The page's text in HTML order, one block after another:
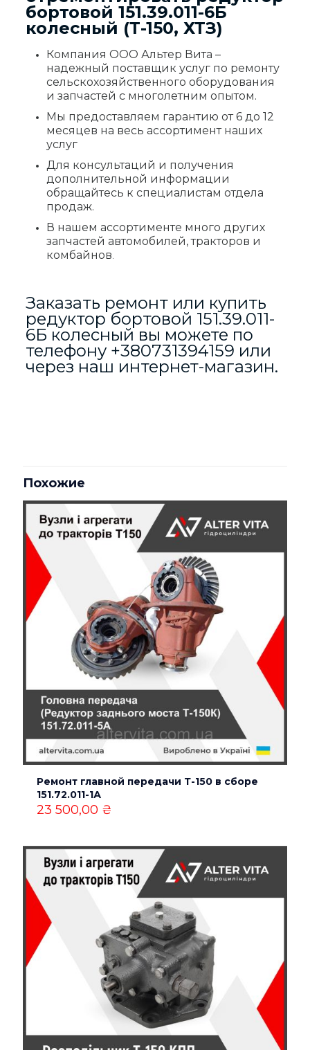
бортовой 151.39.011-6Б
колесный (Т-150, ХТЗ)
Компания ООО Альтер Вита –
надежный поставщик услуг по ремонту
сельскохозяйственного оборудования
и запчастей с многолетним опытом.
Мы предоставляем гарантию от 6 до 12
месяцев на весь ассортимент наших
услуг
Для консультаций и получения
дополнительной информации
обращайтесь к специалистам отдела
продаж.
В нашем ассортименте много других
запчастей автомобилей, тракторов и
комбайнов
Заказать ремонт или купить
редуктор бортовой 151.39.011-
6Б колесный вы можете по
телефону +380731394159 или
через наш интернет-магазин.
6Б колесный (ремонт)»
Ваш адрес email не будет опубликован. Обязательные
поля помечены*
Ваша оценка
1 из 5
звёзд
2 из 5
звёзд
3 из 5
звёзд
4 из 5
звёзд
Имя*
Email*
браузере для последующих моих комментариев.
Похожие
Ремонт главной передачи Т-150 в сборе
151.72.011-1А
23 500,00 ₴